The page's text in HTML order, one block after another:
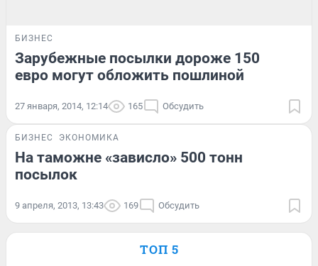
БИЗНЕС
Зарубежные посылки дороже 150
евро могут обложить пошлиной
27 января, 2014, 12:14 165 Обсудить
БИЗНЕС ЭКОНОМИКА
На таможне «зависло» 500 тонн
посылок
9 апреля, 2013, 13:43 169 Обсудить
ТОП 5